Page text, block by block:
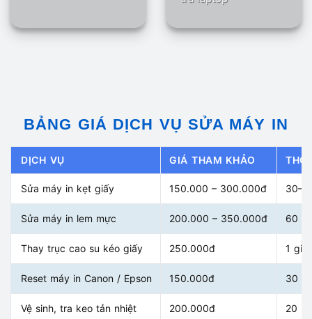
BẢNG GIÁ DỊCH VỤ SỬA MÁY IN
DỊCH VỤ GIÁ THAM KHẢO
Sửa máy in kẹt giấy 150.000 – 300.000đ
Sửa máy in lem mực 200.000 – 350.000đ 60
Thay trục cao su kéo giấy 250.000đ 1 giờ
Reset máy in Canon / Epson 150.000đ 30
Vệ sinh, tra keo tản nhiệt 200.000đ 20